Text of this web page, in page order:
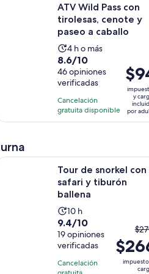
$88
por
ATV Wild Pass con
tirolesas, cenote y
paseo a caballo
La
actividad
dura
4
horas
4 h o más
8.6
de
10
con
46
opiniones
8.6/10
46 opiniones
verificadas
Cancelación
gratuita disponible
El
es
de
$94.
y
por
Tradicional y Tequila Open Bar
Tour de snorkel con
safari y tiburón
ballena
La
actividad
dura
10
horas
10 h
9.4
de
10
con
9.4/10
19 opiniones
verificadas
Cancelación
El
era
de snorkel con safari y tiburón